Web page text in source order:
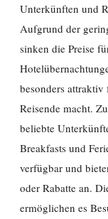
Unterkünften und
Aufgrund der
sinken die Preise
besonders
Reisende macht.
beliebte
Breakfasts und
verfügbar und
oder Rabatte an.
ermöglichen es